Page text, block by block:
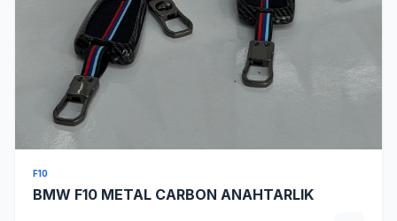
F10
BMW F10 METAL CARBON ANAHTARLIK